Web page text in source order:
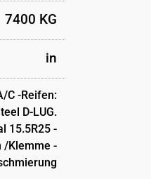
7400 KG
in
C -Reifen:
D-LUG.
15.5R25 -
/Klemme -